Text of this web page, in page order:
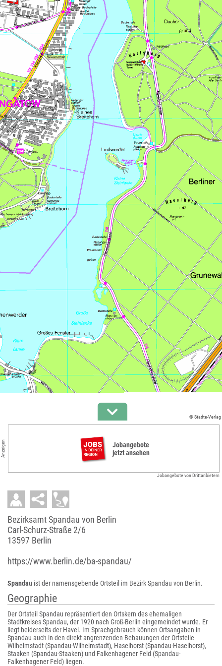
© Städte-Verlag
Anzeigen
Jobangebote
jetzt ansehen
Jobangebote von Drittanbietern
Bezirksamt Spandau von Berlin
Carl-Schurz-Straße 2/6
13597 Berlin
https://www.berlin.de/ba-spandau/
Spandau ist der namensgebende Ortsteil im Bezirk Spandau von Berlin.
Geographie
Der Ortsteil Spandau repräsentiert den Ortskern des ehemaligen
Stadtkreises Spandau, der 1920 nach Groß-Berlin eingemeindet wurde. Er
liegt beiderseits der Havel. Im Sprachgebrauch können Ortsangaben in
Spandau auch in den direkt angrenzenden Bebauungen der Ortsteile
Wilhelmstadt (Spandau-Wilhelmstadt), Haselhorst (Spandau-Haselhorst),
Staaken (Spandau-Staaken) und Falkenhagener Feld (Spandau-
Falkenhagener Feld) liegen.